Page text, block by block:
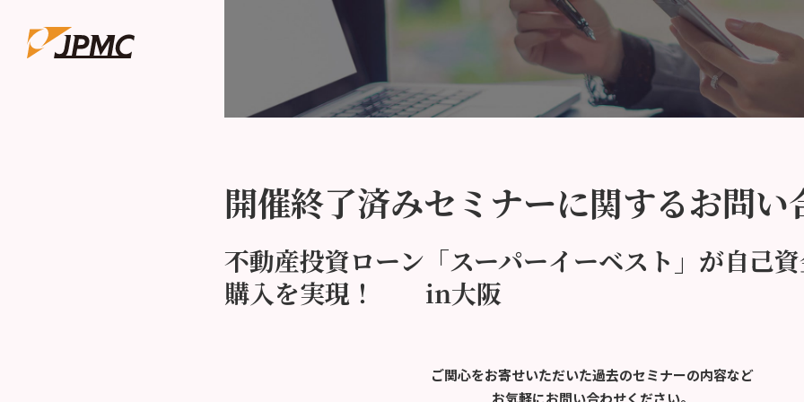
開催終了済みセミナーに関するお問い
不動産投資ローン「スーパーイーベスト」が自己
購入を実現！ in大阪
ご関心をお寄せいただいた過去のセミナーの内容など
お気軽にお問い合わせください。